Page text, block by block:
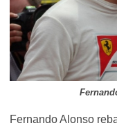
Fernando Alonso